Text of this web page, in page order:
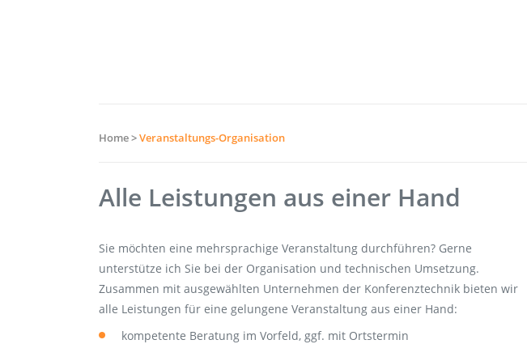
Home>Veranstaltungs-Organisation
Alle Leistungen aus einer Hand
Sie möchten eine mehrsprachige Veranstaltung durchführen? Gerne
unterstütze ich Sie bei der Organisation und technischen Umsetzung.
Zusammen mit ausgewählten Unternehmen der Konferenztechnik bieten wir
alle Leistungen für eine gelungene Veranstaltung aus einer Hand:
kompetente Beratung im Vorfeld, ggf. mit Ortstermin